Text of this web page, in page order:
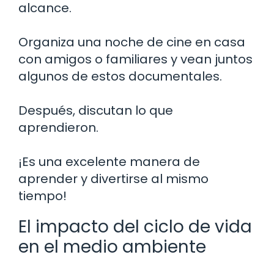
alcance.
Organiza una noche de cine en casa
con amigos o familiares y vean juntos
algunos de estos documentales.
Después, discutan lo que
aprendieron.
¡Es una excelente manera de
aprender y divertirse al mismo
tiempo!
El impacto del ciclo de vida
en el medio ambiente